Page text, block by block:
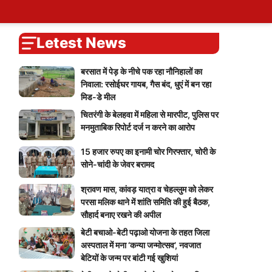
Letest News
बरसात में पेड़ के नीचे पक रहा नौनिहालों का
निवाला: रसोईघर गायब, गैस बंद, धुएं में बन रहा
मिड-डे मील
चितरंगी के बेलहवा में महिला से मारपीट, पुलिस पर
मनमुताबिक रिपोर्ट दर्ज न करने का आरोप
15 हजार रुपए का इनामी चोर गिरफ्तार, चोरी के
सोने-चांदी के जेवर बरामद
श्रावण मास, कांवड़ यात्रा व चेहल्लुम को लेकर
परसा मलिक थाने में शांति समिति की हुई बैठक,
सौहार्द बनाए रखने की अपील
बेटी बचाओ-बेटी पढ़ाओ योजना के तहत जिला
अस्पताल में मना ‘कन्या जन्मोत्सव’, नवजात
बेटियों के जन्म पर बांटी गई खुशियां